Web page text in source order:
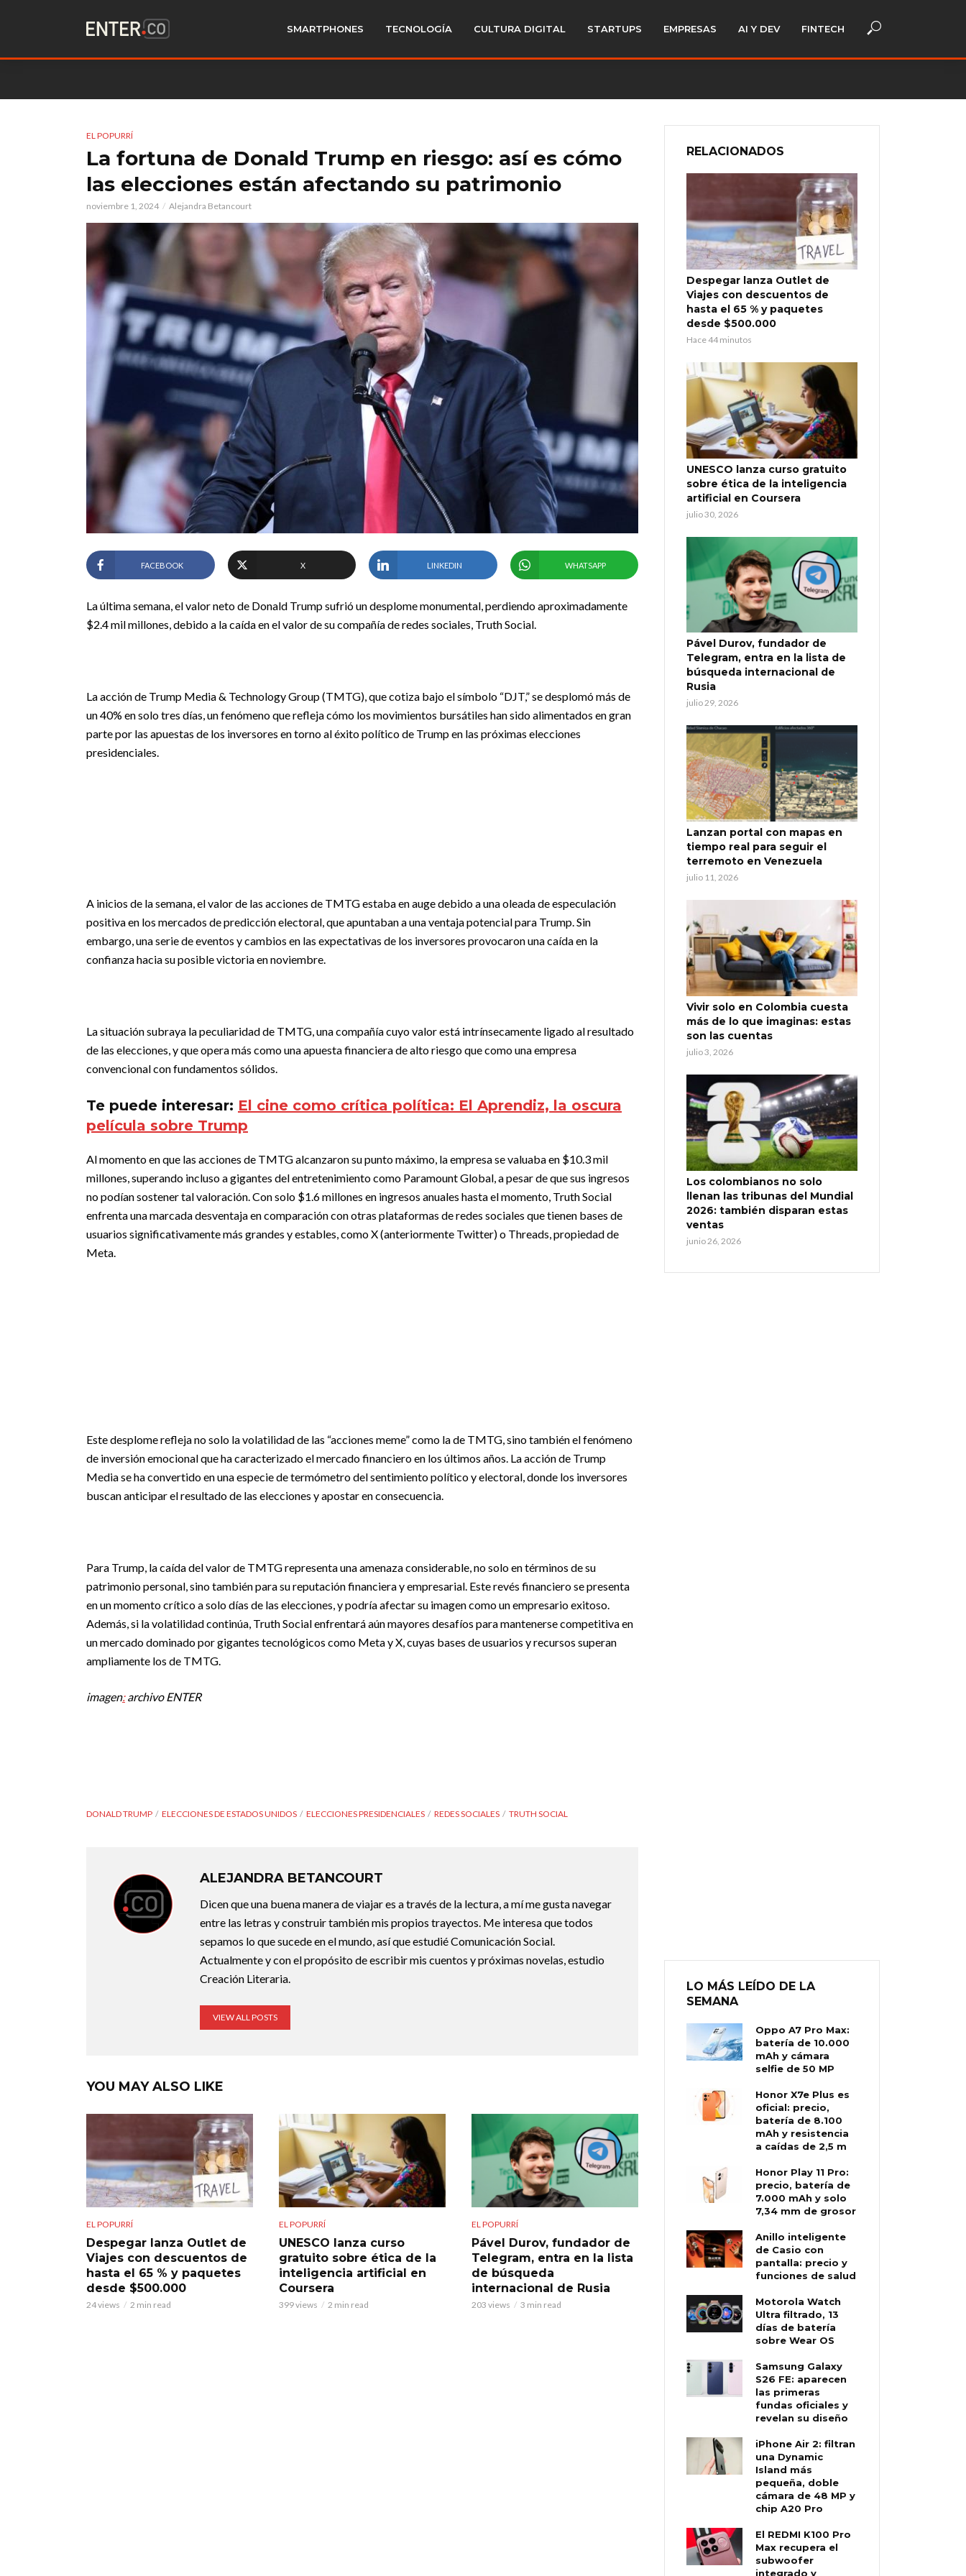
SMARTPHONES TECNOLOGÍA CULTURA DIGITAL STARTUPS EMPRESAS AI Y DEV FINTECH
EL POPURRÍ
La fortuna de Donald Trump en riesgo: así es cómo
las elecciones están afectando su patrimonio
noviembre 1, 2024 Alejandra Betancourt
FACEBOOK X LINKEDIN WHATSAPP
La última semana, el valor neto de Donald Trump sufrió un desplome monumental, perdiendo aproximadamente
$2.4 mil millones, debido a la caída en el valor de su compañía de redes sociales, Truth Social.
La acción de Trump Media & Technology Group (TMTG), que cotiza bajo el símbolo “DJT,” se desplomó más de
un 40% en solo tres días, un fenómeno que refleja cómo los movimientos bursátiles han sido alimentados en gran
parte por las apuestas de los inversores en torno al éxito político de Trump en las próximas elecciones
presidenciales.
A inicios de la semana, el valor de las acciones de TMTG estaba en auge debido a una oleada de especulación
positiva en los mercados de predicción electoral, que apuntaban a una ventaja potencial para Trump. Sin
embargo, una serie de eventos y cambios en las expectativas de los inversores provocaron una caída en la
confianza hacia su posible victoria en noviembre.
La situación subraya la peculiaridad de TMTG, una compañía cuyo valor está intrínsecamente ligado al resultado
de las elecciones, y que opera más como una apuesta financiera de alto riesgo que como una empresa
convencional con fundamentos sólidos.
Te puede interesar: El cine como crítica política: El Aprendiz, la oscura
película sobre Trump
Al momento en que las acciones de TMTG alcanzaron su punto máximo, la empresa se valuaba en $10.3 mil
millones, superando incluso a gigantes del entretenimiento como Paramount Global, a pesar de que sus ingresos
no podían sostener tal valoración. Con solo $1.6 millones en ingresos anuales hasta el momento, Truth Social
enfrenta una marcada desventaja en comparación con otras plataformas de redes sociales que tienen bases de
usuarios significativamente más grandes y estables, como X (anteriormente Twitter) o Threads, propiedad de
Meta.
Este desplome refleja no solo la volatilidad de las “acciones meme” como la de TMTG, sino también el fenómeno
de inversión emocional que ha caracterizado el mercado financiero en los últimos años. La acción de Trump
Media se ha convertido en una especie de termómetro del sentimiento político y electoral, donde los inversores
buscan anticipar el resultado de las elecciones y apostar en consecuencia.
Para Trump, la caída del valor de TMTG representa una amenaza considerable, no solo en términos de su
patrimonio personal, sino también para su reputación financiera y empresarial. Este revés financiero se presenta
en un momento crítico a solo días de las elecciones, y podría afectar su imagen como un empresario exitoso.
Además, si la volatilidad continúa, Truth Social enfrentará aún mayores desafíos para mantenerse competitiva en
un mercado dominado por gigantes tecnológicos como Meta y X, cuyas bases de usuarios y recursos superan
ampliamente los de TMTG.
imagen:archivo ENTER
DONALD TRUMP ELECCIONES DE ESTADOS UNIDOS ELECCIONES PRESIDENCIALES REDES SOCIALES TRUTH SOCIAL
ALEJANDRA BETANCOURT
Dicen que una buena manera de viajar es a través de la lectura, a mí me gusta navegar
entre las letras y construir también mis propios trayectos. Me interesa que todos
sepamos lo que sucede en el mundo, así que estudié Comunicación Social.
Actualmente y con el propósito de escribir mis cuentos y próximas novelas, estudio
Creación Literaria.
VIEW ALL POSTS
YOU MAY ALSO LIKE
EL POPURRÍ
Despegar lanza Outlet de
Viajes con descuentos de
hasta el 65 % y paquetes
desde $500.000
24 views 2 min read
EL POPURRÍ
UNESCO lanza curso
gratuito sobre ética de la
inteligencia artificial en
Coursera
399 views 2 min read
EL POPURRÍ
Pável Durov, fundador de
Telegram, entra en la lista
de búsqueda
internacional de Rusia
203 views 3 min read
RELACIONADOS
Despegar lanza Outlet de
Viajes con descuentos de
hasta el 65 % y paquetes
desde $500.000
Hace 44 minutos
UNESCO lanza curso gratuito
sobre ética de la inteligencia
artificial en Coursera
julio 30, 2026
Pável Durov, fundador de
Telegram, entra en la lista de
búsqueda internacional de
Rusia
julio 29, 2026
Lanzan portal con mapas en
tiempo real para seguir el
terremoto en Venezuela
julio 11, 2026
Vivir solo en Colombia cuesta
más de lo que imaginas: estas
son las cuentas
julio 3, 2026
Los colombianos no solo
llenan las tribunas del Mundial
2026: también disparan estas
ventas
junio 26, 2026
LO MÁS LEÍDO DE LA
SEMANA
Oppo A7 Pro Max:
batería de 10.000
mAh y cámara
selfie de 50 MP
Honor X7e Plus es
oficial: precio,
batería de 8.100
mAh y resistencia
a caídas de 2,5 m
Honor Play 11 Pro:
precio, batería de
7.000 mAh y solo
7,34 mm de grosor
Anillo inteligente
de Casio con
pantalla: precio y
funciones de salud
Motorola Watch
Ultra filtrado, 13
días de batería
sobre Wear OS
Samsung Galaxy
S26 FE: aparecen
las primeras
fundas oficiales y
revelan su diseño
iPhone Air 2: filtran
una Dynamic
Island más
pequeña, doble
cámara de 48 MP y
chip A20 Pro
El REDMI K100 Pro
Max recupera el
subwoofer
integrado y